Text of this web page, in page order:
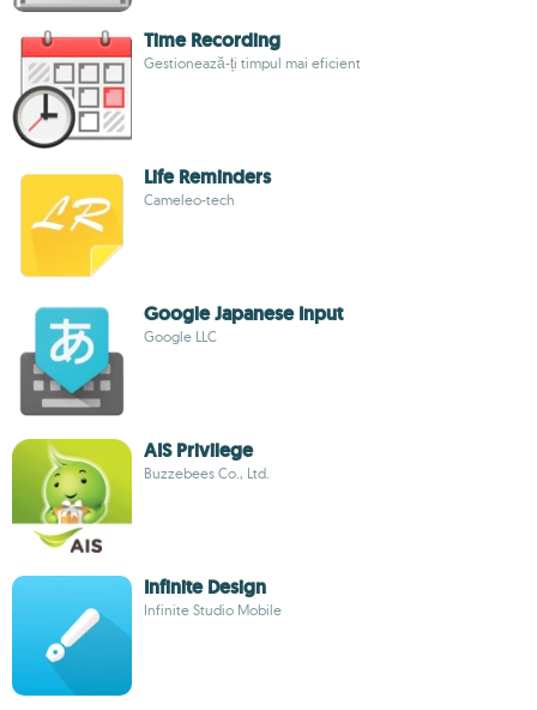
Time Recording
Gestionează-ți timpul mai eficient
Life Reminders
Cameleo-tech
Google Japanese Input
Google LLC
AIS Privilege
Buzzebees Co., Ltd.
Infinite Design
Infinite Studio Mobile